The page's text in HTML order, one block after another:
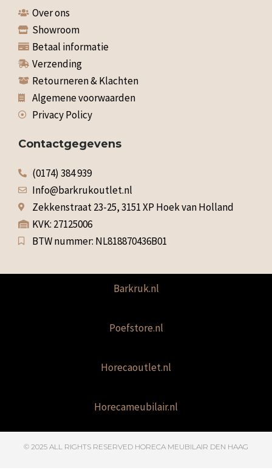
Over ons
Showroom
Betaal informatie
Verzending
Retourneren & Klachten
Algemene voorwaarden
Privacy Policy
Contactgegevens
(0174) 384 939
Info@barkrukoutlet.nl
Zekkenstraat 23-25, 3151 XP Hoek van Holland
KVK: 27125006
BTW nummer: NL818870436B01
Barkruk.nl
Poefstore.nl
Horecaoutlet.nl
Horecameubilair.nl
© 2025 ALL RIGHTS RESERVED​ HORECA MEUBILAIR DEN HAAG